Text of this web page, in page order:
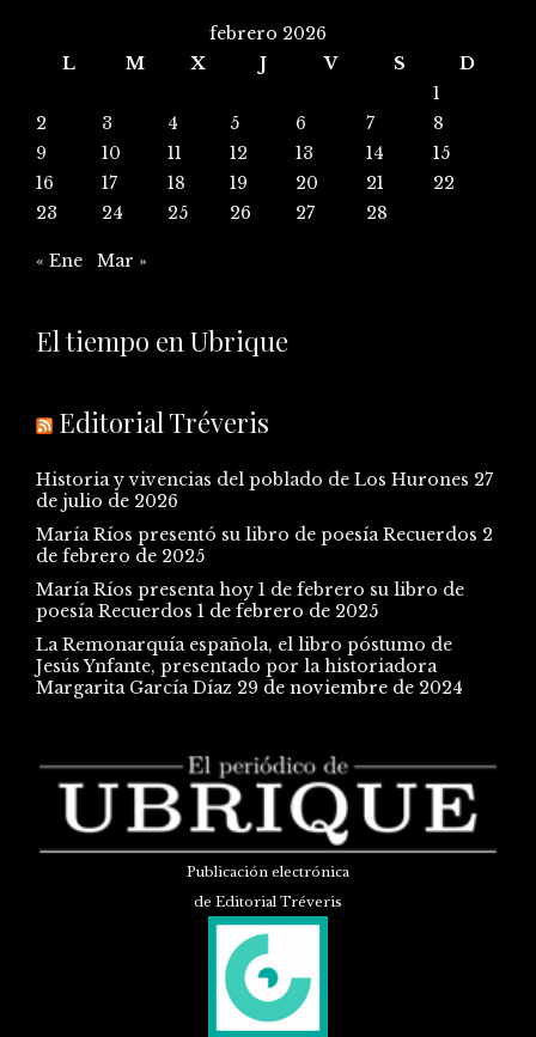
febrero 2026
L
M X J V S
D
1
2
3 4 5 6 7
8
9
10 11 12 13 14
15
16
17 18 19 20 21
22
23
24 25 26 27 28
« Ene Mar »
El tiempo en Ubrique
Editorial Tréveris
Historia y vivencias del poblado de Los Hurones 27
de julio de 2026
María Ríos presentó su libro de poesía Recuerdos 2
de febrero de 2025
María Ríos presenta hoy 1 de febrero su libro de
poesía Recuerdos 1 de febrero de 2025
La Remonarquía española, el libro póstumo de
Jesús Ynfante, presentado por la historiadora
Margarita García Díaz 29 de noviembre de 2024
Publicación electrónica
de Editorial Tréveris